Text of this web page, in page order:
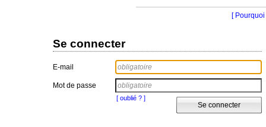
[
Se connecter
E-mail
Mot de passe
[ oublié ? ]
Se connecter